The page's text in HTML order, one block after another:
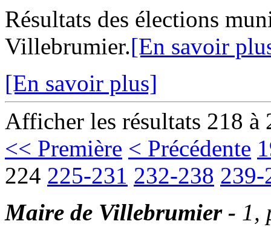
Résultats des élections
Villebrumier.[En savoir
[En savoir plus]
Afficher les résultats 218 à
<< Première < Précédente
224 225-231 232-238 239-
Maire de Villebrumier - 1,